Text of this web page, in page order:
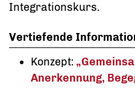
Integrationskurs.
Vertiefende
Konzept:
Anerkennung,